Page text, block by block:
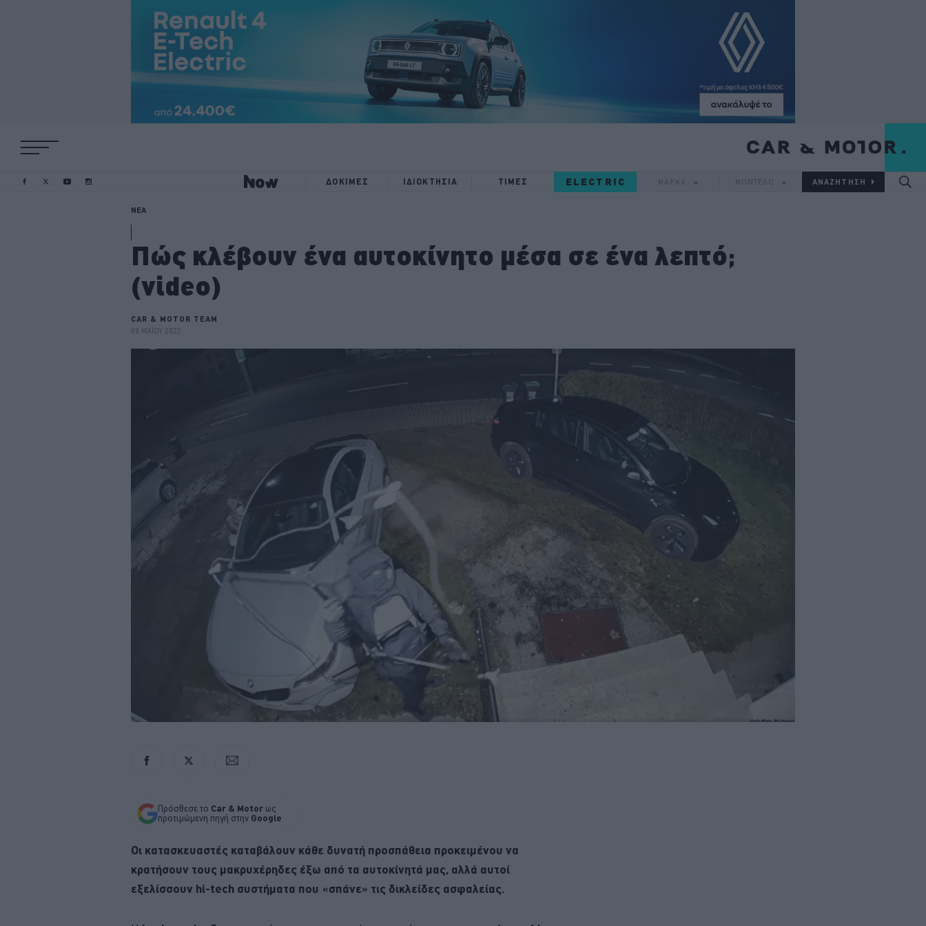
ΔΟΚΙΜΕΣ ΙΔΙΟΚΤΗΣΙΑ ΤΙΜΕΣ ELECTRIC ΜΑΡΚΑ ΜΟΝΤΕΛΟ
ΝΕΑ
Πώς κλέβουν ένα αυτοκίνητο μέσα σε ένα λεπτό;
(video)
CAR & MOTOR TEAM
09 ΜΑΪΟΥ 2022
Πρόσθεσε το Car & Motor ως
προτιμώμενη πηγή στην Google
Οι κατασκευαστές καταβάλουν κάθε δυνατή προσπάθεια προκειμένου να
κρατήσουν τους μακρυχέρηδες έξω από τα αυτοκίνητά μας, αλλά αυτοί
εξελίσσουν hi-tech συστήματα που «σπάνε» τις δικλείδες ασφαλείας.